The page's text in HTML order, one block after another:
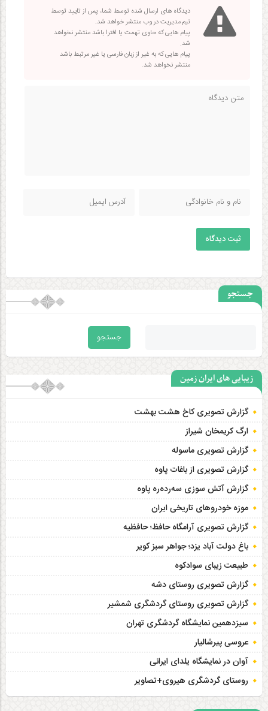
دیدگاه های ارسال شده توسط شما، پس از تایید توسط
تیم مدیریت در وب منتشر خواهد شد.
پیام هایی که حاوی تهمت یا افترا باشد منتشر نخواهد
شد.
پیام هایی که به غیر از زبان فارسی یا غیر مرتبط باشد
منتشر نخواهد شد.
ثبت دیدگاه
جستجو
زیبایی های ایران زمین
گزارش تصویری کاخ هشت‌ بهشت
ارگ کریمخان شیراز
گزارش تصویری ماسوله
گزارش تصویری از باغات پاوه
گزارش آتش سوزی سەردەرە پاوه
موزه خودروهای تاریخی ایران
گزارش تصویری آرامگاه حافظ؛ حافظیه‎
باغ دولت آباد یزد؛ جواهر سبز کویر
طبیعت زیبای سوادکوه
گزارش تصویری روستای دشه
گزارش تصویری روستای گردشگری شمشیر
سیزدهمین نمایشگاه گردشگری تهران
عروسی پیرشالیار
آوان در نمایشگاه یلدای ایرانی
روستای گردشگری هیروی+تصاویر